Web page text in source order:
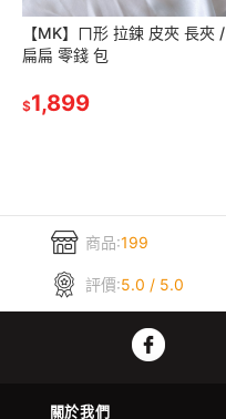
【MK】ㄇ形 拉鍊 皮夾 長夾 /
扁扁 零錢 包
$1,899
商品:199
評價:5.0 / 5.0
關於我們